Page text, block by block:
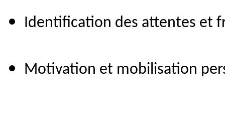
Identification des attentes et
Motivation et mobilisation